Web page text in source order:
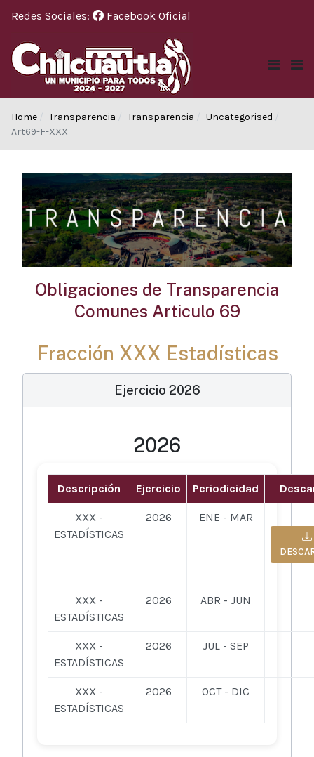
Redes Sociales: Facebook Oficial
Home Transparencia Transparencia
Uncategorised
Art69-F-XXX
Obligaciones de Transparencia
Comunes Articulo 69
Fracción XXX Estadísticas
Ejercicio 2026
2026
Descripción Ejercicio Periodicidad
XXX -
ESTADÍSTICAS
2026 ENE - MAR
XXX -
ESTADÍSTICAS
2026 ABR - JUN
XXX -
ESTADÍSTICAS
2026 JUL - SEP
XXX -
ESTADÍSTICAS
2026 OCT - DIC